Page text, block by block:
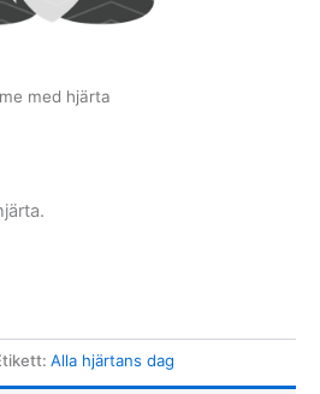
med hjärta
Alla hjärtans dag